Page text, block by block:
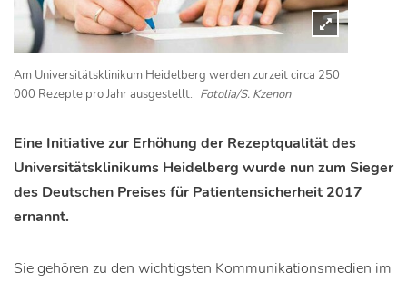
Am Universitätsklinikum Heidelberg werden zurzeit circa 250
000 Rezepte pro Jahr ausgestellt. Fotolia/S. Kzenon
Eine Initiative zur Erhöhung der Rezeptqualität des
Universitätsklinikums Heidelberg wurde nun zum Sieger
des Deutschen Preises für Patientensicherheit 2017
ernannt.
Sie gehören zu den wichtigsten Kommunikationsmedien im